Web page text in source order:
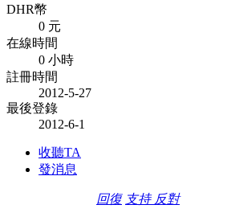
DHR幣
0 元
在線時間
0 小時
註冊時間
2012-5-27
最後登錄
2012-6-1
收聽TA
發消息
回復 支持 反對